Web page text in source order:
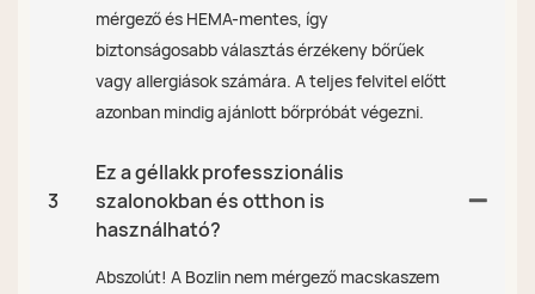
mérgező és HEMA-mentes, így
biztonságosabb választás érzékeny bőrűek
vagy allergiások számára. A teljes felvitel előtt
azonban mindig ajánlott bőrpróbát végezni.
3
Ez a géllakk professzionális
szalonokban és otthon is
használható?
Abszolút! A Bozlin nem mérgező macskaszem